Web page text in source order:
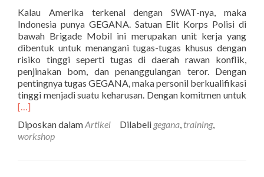
Kalau Amerika terkenal dengan SWAT-nya, maka
Indonesia punya GEGANA. Satuan Elit Korps Polisi di
bawah Brigade Mobil ini merupakan unit kerja yang
dibentuk untuk menangani tugas-tugas khusus dengan
risiko tinggi seperti tugas di daerah rawan konflik,
penjinakan bom, dan penanggulangan teror. Dengan
pentingnya tugas GEGANA, maka personil berkualifikasi
tinggi menjadi suatu keharusan. Dengan komitmen untuk
[…]
Diposkan dalamArtikel Dilabeli gegana, training,
workshop